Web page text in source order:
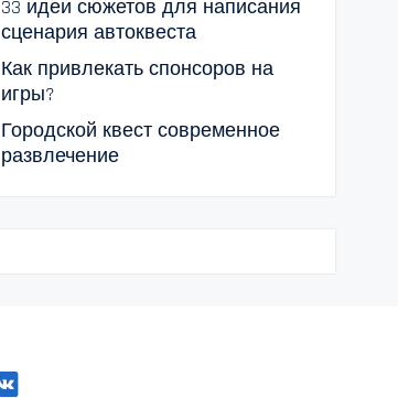
33 идеи сюжетов для написания
сценария автоквеста
Как привлекать спонсоров на
игры?
Городской квест современное
развлечение